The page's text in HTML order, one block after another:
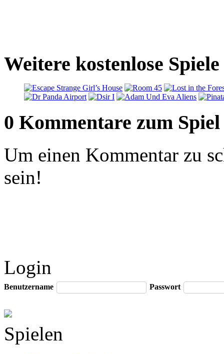
Weitere kostenlose
0 Kommentare zum Spiel
Um einen Kommentar zu
sein!
Login
Benutzername Passwort
Spielen